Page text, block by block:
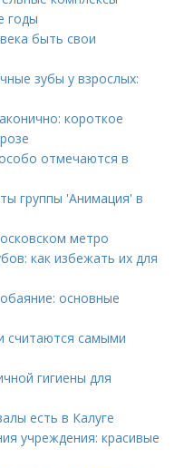
годы
быть свои
зубы у взрослых:
короткое
отмечаются в
группы 'Анимация' в
метро
как избежать их для
основные
считаются самыми
гигиены для
есть в Калуге
учреждения: красивые